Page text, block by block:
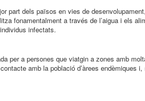
part dels països en vies de
fonamentalment a través de l’aigua i els
infectats.
per a persones que viatgin a zones amb
amb la població d’àrees endèmiques